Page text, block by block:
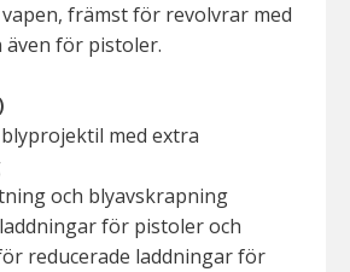
främst för revolvrar med
för pistoler.
med extra
och blyavskrapning
för pistoler och
reducerade laddningar för